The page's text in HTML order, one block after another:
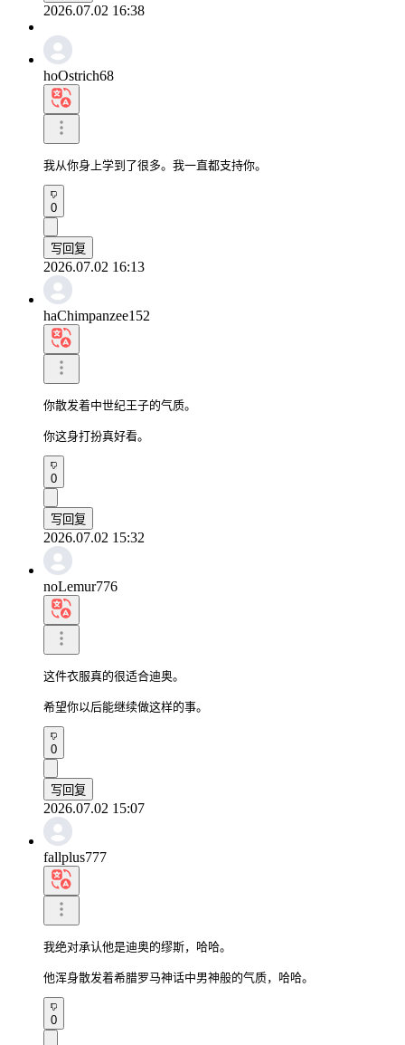
2026.07.02 16:38
hoOstrich68
我从你身上学到了很多。我一直都支持你。
0
写回复
2026.07.02 16:13
haChimpanzee152
你散发着中世纪王子的气质。
你这身打扮真好看。
0
写回复
2026.07.02 15:32
noLemur776
这件衣服真的很适合迪奥。
希望你以后能继续做这样的事。
0
写回复
2026.07.02 15:07
fallplus777
我绝对承认他是迪奥的缪斯，哈哈。
他浑身散发着希腊罗马神话中男神般的气质，哈哈。
0